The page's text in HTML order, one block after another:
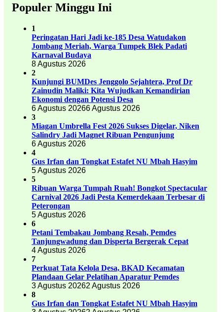
Populer Minggu Ini
1
Peringatan Hari Jadi ke-185 Desa Watudakon
Jombang Meriah, Warga Tumpek Blek Padati
Karnaval Budaya
8 Agustus 2026
2
Kunjungi BUMDes Jenggolo Sejahtera, Prof Dr
Zainudin Maliki: Kita Wujudkan Kemandirian
Ekonomi dengan Potensi Desa
6 Agustus 20266 Agustus 2026
3
Miagan Umbrella Fest 2026 Sukses Digelar, Niken
Salindry Jadi Magnet Ribuan Pengunjung
6 Agustus 2026
4
Gus Irfan dan Tongkat Estafet NU Mbah Hasyim
5 Agustus 2026
5
Ribuan Warga Tumpah Ruah! Bongkot Spectacular
Carnival 2026 Jadi Pesta Kemerdekaan Terbesar di
Peterongan
5 Agustus 2026
6
Petani Tembakau Jombang Resah, Pemdes
Tanjungwadung dan Disperta Bergerak Cepat
4 Agustus 2026
7
Perkuat Tata Kelola Desa, BKAD Kecamatan
Plandaan Gelar Pelatihan Aparatur Pemdes
3 Agustus 20262 Agustus 2026
8
Gus Irfan dan Tongkat Estafet NU Mbah Hasyim